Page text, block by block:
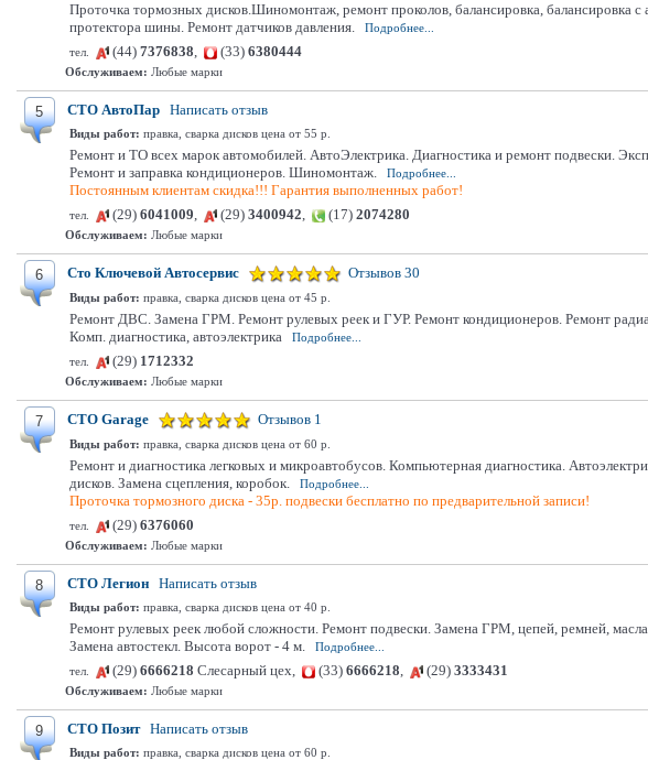
Проточка тормозных дисков.Шиномонтаж, ремонт проколов, балансировка, балансировка с
протектора шины. Ремонт датчиков давления.
Подробнее...
тел.
(44) 7376838, (33) 6380444
Обслуживаем: Любые марки
5 СТО АвтоПар Написать отзыв
Виды работ: правка, сварка дисков цена от 55 р.
Ремонт и ТО всех марок автомобилей. АвтоЭлектрика. Диагностика и ремонт подвески.
Ремонт и заправка кондиционеров. Шиномонтаж.
Подробнее...
Постоянным клиентам скидка!!! Гарантия выполненных работ!
тел. (29) 6041009, (29) 3400942, (17) 2074280
Обслуживаем: Любые марки
6 Сто Ключевой Автосервис Отзывов 30
Виды работ: правка, сварка дисков цена от 45 р.
Ремонт ДВС. Замена ГРМ. Ремонт рулевых реек и ГУР. Ремонт кондиционеров. Ремонт
Комп. диагностика, автоэлектрика
Подробнее...
тел.
(29) 1712332
Обслуживаем: Любые марки
7 СТО Garage Отзывов 1
Виды работ: правка, сварка дисков цена от 60 р.
Ремонт и диагностика легковых и микроавтобусов. Компьютерная диагностика.
дисков. Замена сцепления, коробок.
Подробнее...
Проточка тормозного диска - 35р. подвески бесплатно по предварительной записи!
тел. (29) 6376060
Обслуживаем: Любые марки
8 СТО Легион Написать отзыв
Виды работ: правка, сварка дисков цена от 40 р.
Ремонт рулевых реек любой сложности. Ремонт подвески. Замена ГРМ, цепей, ремней,
Замена автостекл. Высота ворот - 4 м.
Подробнее...
тел.
(29) 6666218 Слесарный цех, (33) 6666218, (29) 3333431
Обслуживаем: Любые марки
9 СТО Позит Написать отзыв
Виды работ: правка, сварка дисков цена от 60 р.